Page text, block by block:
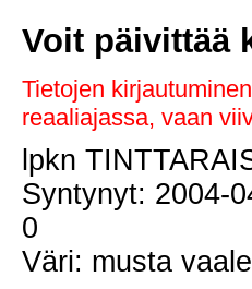
Voit päivittää
Tietojen
reaaliajassa, vaan
lpkn
Syntynyt:
0
Väri: musta